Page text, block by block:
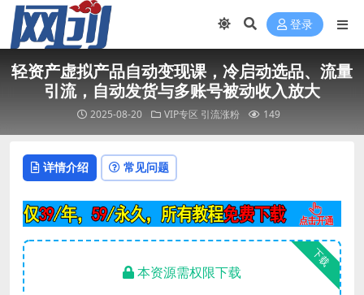
登录
轻资产虚拟产品自动变现课，冷启动选品、流量
引流，自动发货与多账号被动收入放大
2025-08-20 VIP专区 引流涨粉 149
详情介绍 常见问题
下载
本资源需权限下载